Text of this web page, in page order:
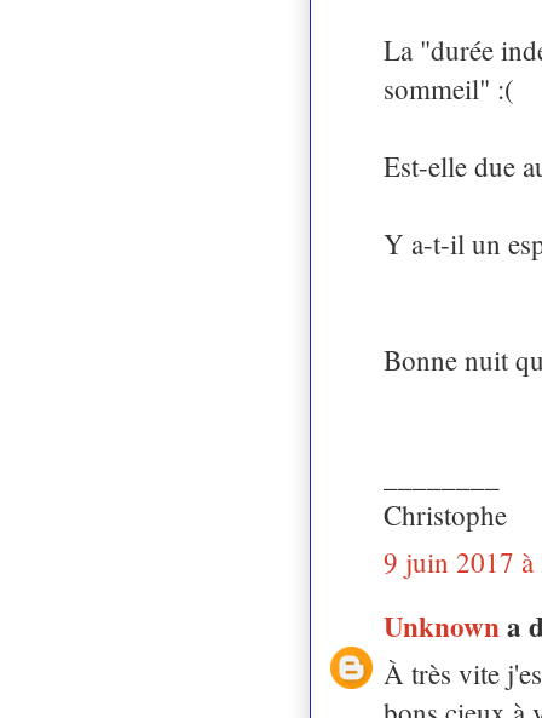
La "durée
sommeil" :(
Est-elle due
Y a-t-il un
Bonne nuit
Christophe
9 juin 2017 à
Unknowna
À très vite